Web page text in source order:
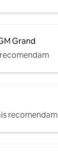
Grand
recomendam